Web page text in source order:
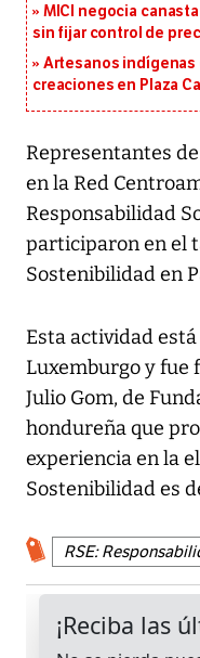
MICI negocia
sin fijar control de
Artesanos indígenas
creaciones en Plaza
Representantes
en la Red
Responsabilidad
participaron en el
Sostenibilidad en
Esta actividad
Luxemburgo y fue
Julio Gom, de
hondureña que
experiencia en la
Sostenibilidad es
RSE: